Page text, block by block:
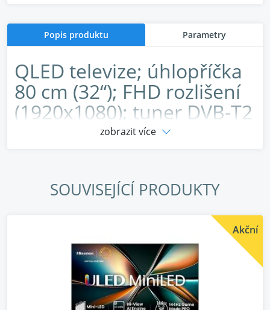
Popis produktu Parametry
QLED televize; úhlopříčka
80 cm (32“); FHD rozlišení
(1920x1080); tuner DVB-T2
(H.265/HEVC)/C/S2; HbbTV
Wi-Fi 802.11 ac; Miracast
Zrcadlení; 2x HDMI; 2x
zvuk 16 W (2.0CH);
energetická třída F;
operační systém VIDAA U9
zobrazit více
SOUVISEJÍCÍ PRODUKTY
Akční